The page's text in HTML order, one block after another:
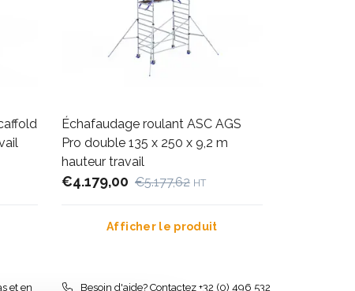
Échafaudage roulant ASC AGS
Pro double 135 x 250 x 9,2 m
hauteur travail
€4.179,00 €5.177,62 HT
Afficher le produit
et en
Besoin d'aide? Contactez +32 (0) 496 532